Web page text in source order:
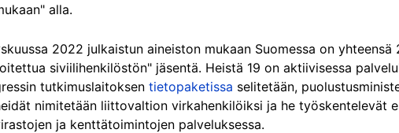
alla.
2022 julkaistun aineiston mukaan Suomessa on
siviilihenkilöstön" jäsentä. Heistä 19 on aktiivisessa
tutkimuslaitoksen tietopaketissa selitetään,
nimitetään liittovaltion virkahenkilöiksi ja he työskentelevät
ja kenttätoimintojen palveluksessa.